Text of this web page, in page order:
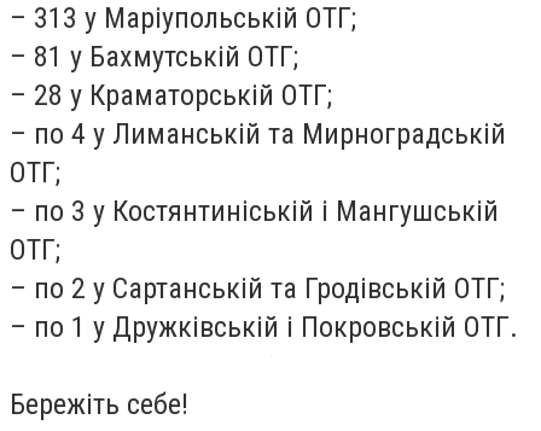
– 313 у Маріупольській ОТГ;
– 81 у Бахмутській ОТГ;
– 28 у Краматорській ОТГ;
– по 4 у Лиманській та Мирноградській
ОТГ;
– по 3 у Костянтиніській і Мангушській
ОТГ;
– по 2 у Сартанській та Гродівській ОТГ;
– по 1 у Дружківській і Покровській ОТГ.
Бережіть себе!